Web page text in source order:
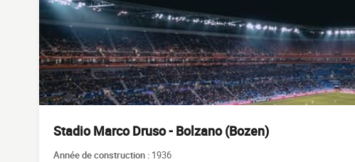
Stadio Marco Druso - Bolzano (Bozen)
Année de construction : 1936